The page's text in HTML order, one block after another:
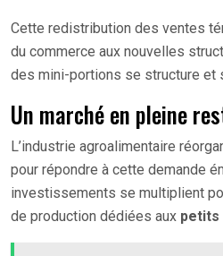
Cette redistribution des ventes
du commerce aux nouvelles
des mini-portions se structure et
Un marché en pleine
L’industrie agroalimentaire
pour répondre à cette demande
investissements se multiplient
de production dédiées aux petits